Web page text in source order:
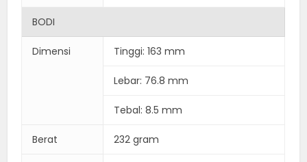
BODI
Dimensi Tinggi: 163 mm
Lebar: 76.8 mm
Tebal: 8.5 mm
Berat 232 gram